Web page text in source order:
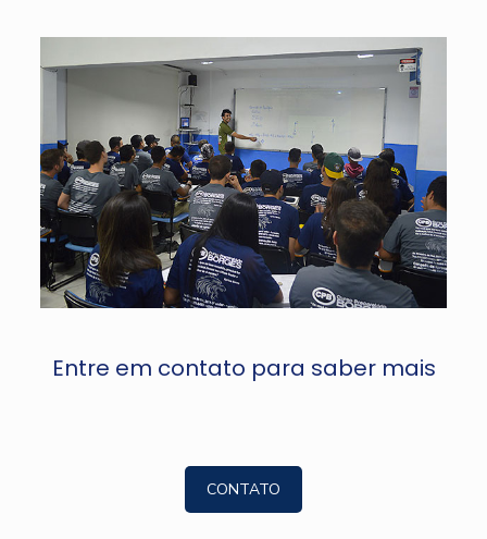
Entre em contato para saber mais
CONTATO